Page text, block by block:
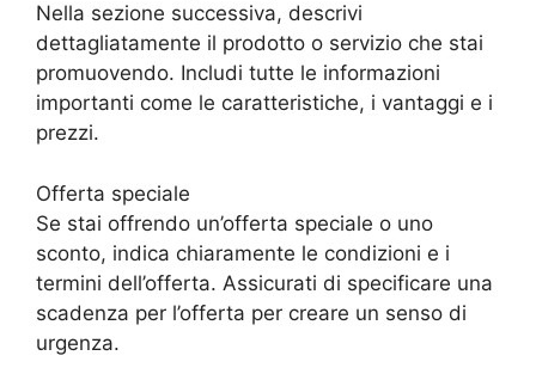
Nella sezione successiva, descrivi
dettagliatamente il prodotto o servizio che stai
promuovendo. Includi tutte le informazioni
importanti come le caratteristiche, i vantaggi e i
prezzi.
Offerta speciale
Se stai offrendo un’offerta speciale o uno
sconto, indica chiaramente le condizioni e i
termini dell’offerta. Assicurati di specificare una
scadenza per l’offerta per creare un senso di
urgenza.